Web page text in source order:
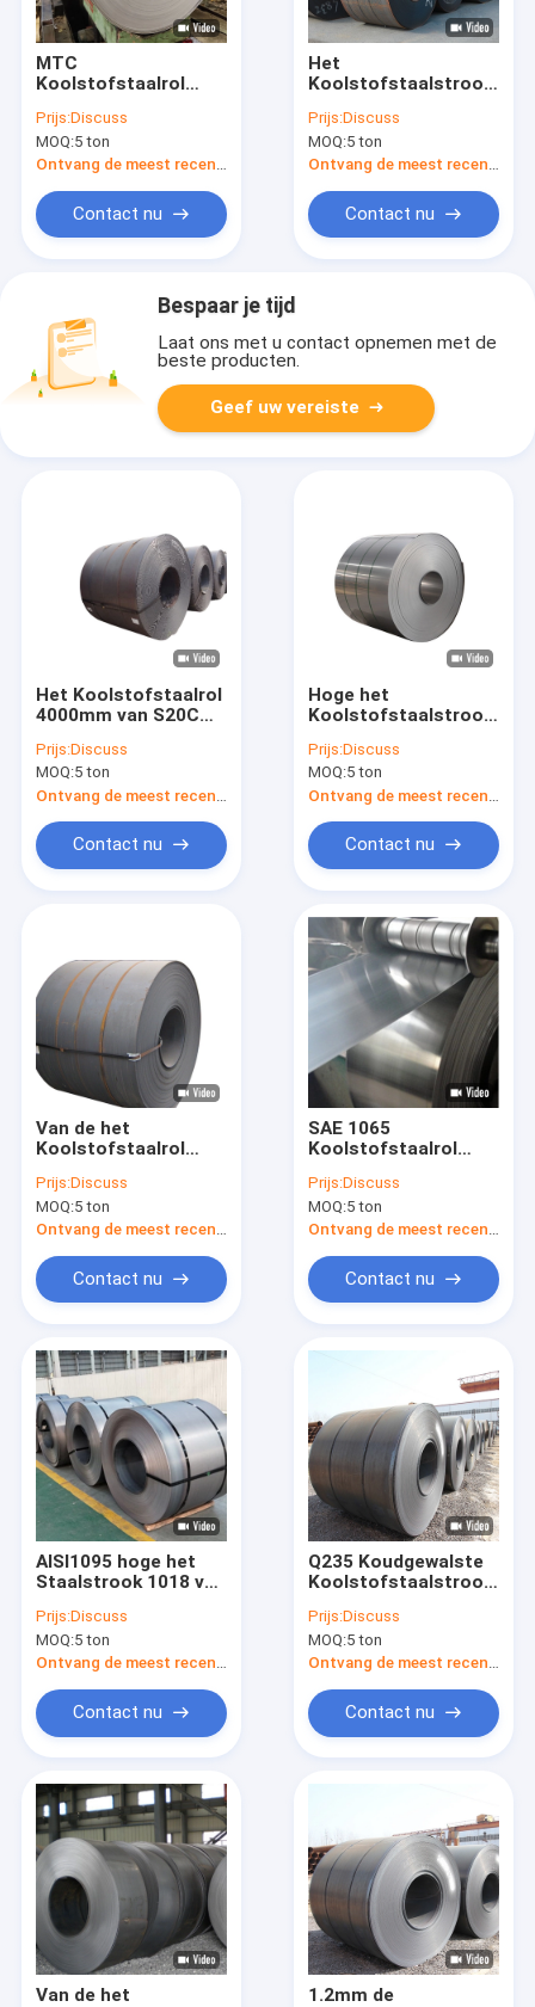
Over ons
Contacteer ons
Koolstofstaalblad
Koolstofstaalrol
Koolstofstaalstaaf
roestvrij stalen plaat
Spoel van roestvrij staal
Roestvrijstalen pijp
Roestvrijstalen strip
MTC
Koolstofstaalrol
Warmgewalste
Staalrol ISO9001
Prijs:Discuss
MOQ:5 ton
Ontvang de meest recente Prijs
Contact nu
Het
Koolstofstaalstrook
HP345 Koudgewalste
Vloeistaalrol
Prijs:Discuss
MOQ:5 ton
Ontvang de meest recente Prijs
Contact nu
Bespaar je tijd
Laat ons met u contact opnemen met de
beste producten.
Geef uw vereiste
Het Koolstofstaalrol
4000mm van S20C
Oppoetsen voor
Bouw
Prijs:Discuss
MOQ:5 ton
Contact nu
Hoge het
Koolstofstaalstrook
A1008 Koudgewalst
Koolstofstaal
Prijs:Discuss
MOQ:5 ton
Contact nu
Van de het
Koolstofstaalrol
SPHC het
Koudgewalste Staal
voor Bruggen
Prijs:Discuss
MOQ:5 ton
Ontvang de meest recente Prijs
Contact nu
SAE 1065
Koolstofstaalrol
Koudgewalst Staal
ISO9001
Prijs:Discuss
MOQ:5 ton
Ontvang de meest recente Prijs
Contact nu
AISI1095 hoge het
Staalstrook 1018 van
Warmgewalst Staal
voor Bouw
Prijs:Discuss
MOQ:5 ton
Ontvang de meest recente Prijs
Contact nu
Q235 Koudgewalste
Koolstofstaalstrook
in Scheepsbouw
Prijs:Discuss
MOQ:5 ton
Ontvang de meest recente Prijs
Contact nu
Van de het
1.2mm de